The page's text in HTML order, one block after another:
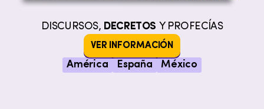
DISCURSOS, DECRETOS Y PROFECÍAS
VER INFORMACIÓN
América España México